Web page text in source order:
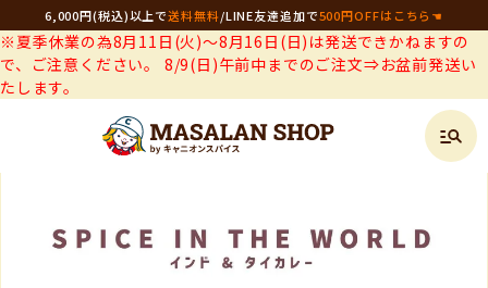
6,000円(税込)以上で送料無料/LINE友達追加で500円OFFはこちら☚
※夏季休業の為8月11日(火)～8月16日(日)は発送できかねますの
で、ご注意ください。 8/9(日)午前中までのご注文⇒お盆前発送い
たします。
シリーズから選ぶ SPICE IN THE WORLD インド＆タイカレー9